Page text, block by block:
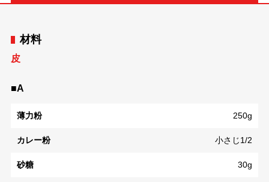
材料
皮
■A
薄力粉 250g
カレー粉 小さじ1/2
砂糖 30g